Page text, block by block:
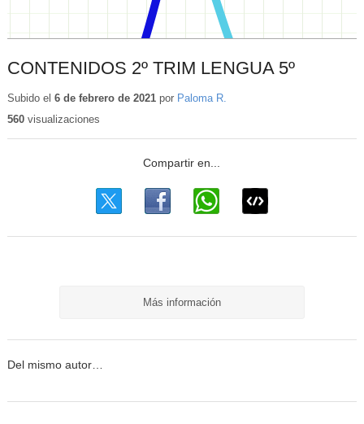
CONTENIDOS 2º TRIM LENGUA 5º
Subido el 6 de febrero de 2021por Paloma R.
560visualizaciones
Más información
Del mismo autor…